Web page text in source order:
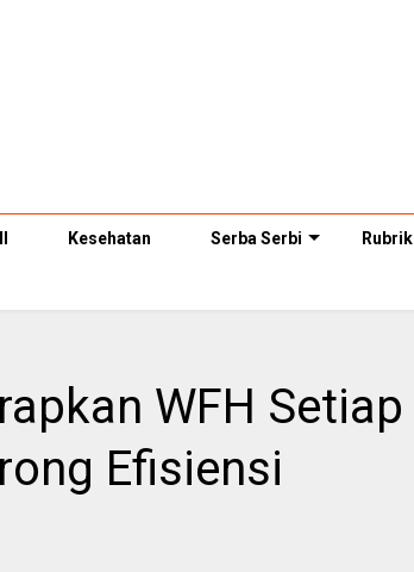
Kesehatan Serba Serbi Rubrik
WFH Setiap
Efisiensi